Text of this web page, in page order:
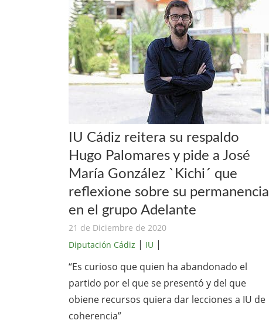
IU Cádiz reitera su respaldo
Hugo Palomares y pide a José
María González `Kichi´ que
reflexione sobre su permanencia
en el grupo Adelante
21 de Diciembre de 2020
Diputación Cádiz | IU |
“Es curioso que quien ha abandonado el
partido por el que se presentó y del que
obiene recursos quiera dar lecciones a IU de
coherencia”